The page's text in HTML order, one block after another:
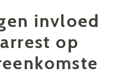
invloed
op